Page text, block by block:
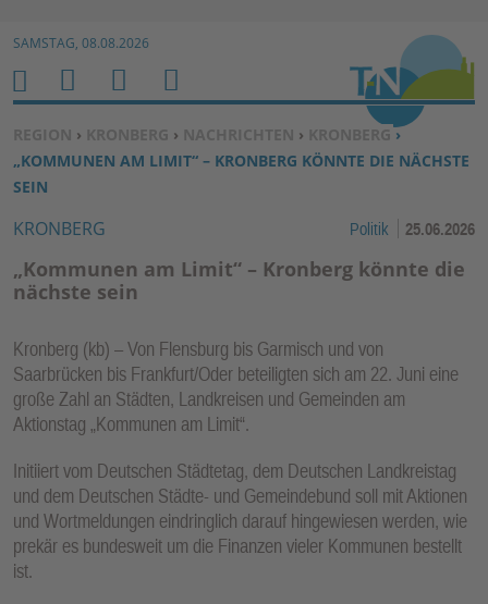
Zum Inhalt springen ↓
SAMSTAG, 08.08.2026
SIE BEFINDEN SICH HIER:
REGION › KRONBERG › NACHRICHTEN › KRONBERG›
„KOMMUNEN AM LIMIT“ – KRONBERG KÖNNTE DIE NÄCHSTE
SEIN
KRONBERG Politik 25.06.2026
„Kommunen am Limit“ – Kronberg könnte die
nächste sein
Kronberg (kb) – Von Flensburg bis Garmisch und von
Saarbrücken bis Frankfurt/Oder beteiligten sich am 22. Juni eine
große Zahl an Städten, Landkreisen und Gemeinden am
Aktionstag „Kommunen am Limit“.
Initiiert vom Deutschen Städtetag, dem Deutschen Landkreistag
und dem Deutschen Städte- und Gemeindebund soll mit Aktionen
und Wortmeldungen eindringlich darauf hingewiesen werden, wie
prekär es bundesweit um die Finanzen vieler Kommunen bestellt
ist.
H
O
M
E
M
E
N
S
U
C
B
E
N
E
U
N
K
TI
O
N
E
N